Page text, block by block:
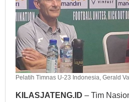
Pelatih Timnas U-23 Indonesia, Gerald
KILASJATENG.ID – Tim